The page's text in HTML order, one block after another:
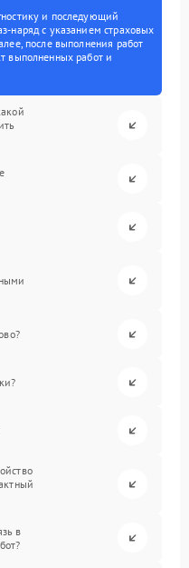
и последующий
наряд с указанием страховых
после выполнения работ
выполненных работ и
в